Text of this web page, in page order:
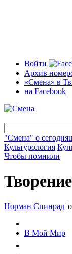
Войти
Архив
«Смена» в
на Facebook
"Смена" о
Культурология
Чтобы помнили
Норман Спинрад|
В Мой Мир